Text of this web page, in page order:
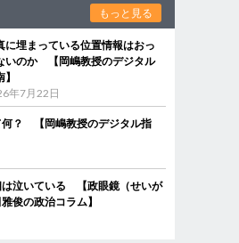
もっと見る
に埋まっている位置情報はおっ
いのか 【岡嶋教授のデジタル
年7月22日
何？ 【岡嶋教授のデジタル指
は泣いている 【政眼鏡（せいが
俊の政治コラム】